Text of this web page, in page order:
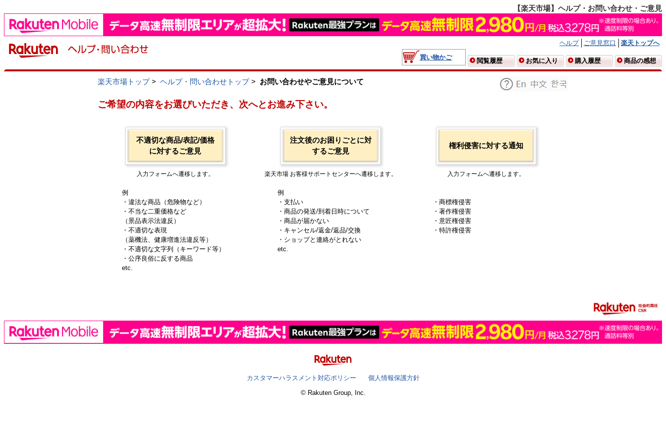
【楽天市場】ヘルプ・お問い合わせ・ご意見
ヘルプ ご意見窓口
楽天トップへ
買い物かご
閲覧履歴 お気に入り 購入履歴 商品の感想
楽天市場トップ> ヘルプ・問い合わせトップ> お問い合わせやご意見について
ご希望の内容をお選びいただき、次へとお進み下さい。
不適切な商品/表記/価格
に対するご意見
入力フォームへ遷移します。
例
・違法な商品（危険物など）
・不当な二重価格など
（景品表示法違反）
・不適切な表現
（薬機法、健康増進法違反等）
・不適切な文字列（キーワード等）
・公序良俗に反する商品
etc.
注文後のお困りごとに対
するご意見
楽天市場 お客様サポートセンターへ遷移します。
例
・支払い
・商品の発送/到着日時について
・商品が届かない
・キャンセル/返金/返品/交換
・ショップと連絡がとれない
etc.
権利侵害に対する通知
入力フォームへ遷移します。
・商標権侵害
・著作権侵害
・意匠権侵害
・特許権侵害
カスタマーハラスメント対応ポリシー
個人情報保護方針
© Rakuten Group, Inc.